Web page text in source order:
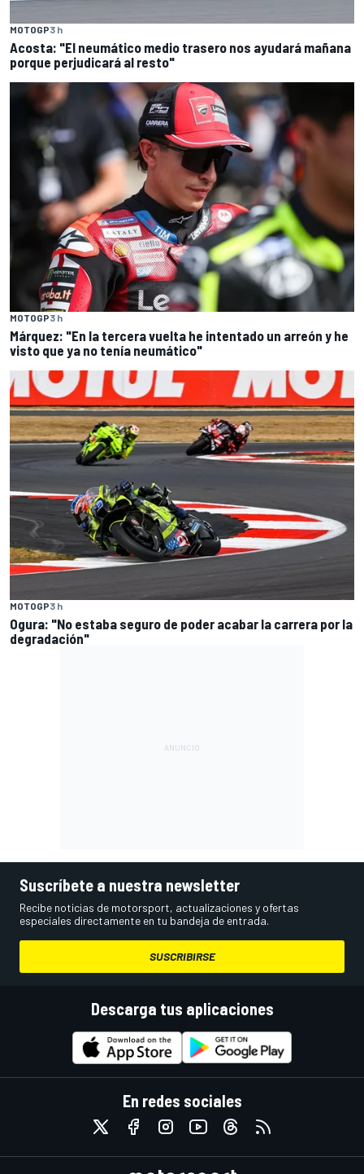
MOTOGP3 h
Acosta: "El neumático medio trasero nos ayudará mañana
porque perjudicará al resto"
MOTOGP3 h
Márquez: "En la tercera vuelta he intentado un arreón y he
visto que ya no tenía neumático"
MOTOGP3 h
Ogura: "No estaba seguro de poder acabar la carrera por la
degradación"
Suscríbete a nuestra newsletter
Recibe noticias de motorsport, actualizaciones y ofertas
especiales directamente en tu bandeja de entrada.
SUSCRIBIRSE
Descarga tus aplicaciones
En redes sociales